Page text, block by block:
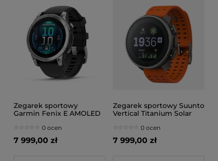
Zegarek sportowy
Garmin Fenix E AMOLED
0 ocen
7 999,00 zł
Zegarek sportowy Suunto
Vertical Titanium Solar
0 ocen
7 999,00 zł